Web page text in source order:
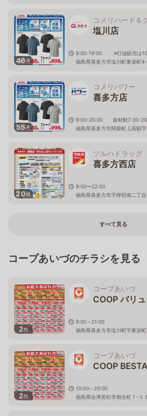
46枚
コメリハード＆
塩川店
9:00-19:00 ※灯油販売は
福島県喜多方市塩川町東栄町
55枚
コメリパワー
喜多方店
9:00-20:00 資材館7:30-
福島県喜多方市関柴町上高額
20枚
ツルハドラッグ
喜多方西店
9:00〜22:00
福島県喜多方市字押切南二丁
すべて見る
コープあいづのチラシを見る
2枚
コープあいづ
COOP バリ
9:00～21:00
福島県喜多方市塩川町字東栄
2枚
コープあいづ
COOP
10:00～20:00
福島県会津若松市相生町７-１